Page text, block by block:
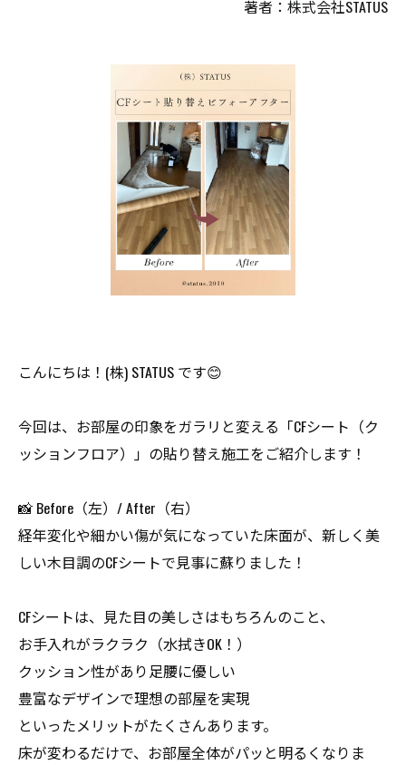
著者：株式会社STATUS
こんにちは！(株) STATUS です😊
今回は、お部屋の印象をガラリと変える「CFシート（ク
ッションフロア）」の貼り替え施工をご紹介します！
📸 Before（左）/ After（右）
経年変化や細かい傷が気になっていた床面が、新しく美
しい木目調のCFシートで見事に蘇りました！
CFシートは、見た目の美しさはもちろんのこと、
お手入れがラクラク（水拭きOK！）
クッション性があり足腰に優しい
豊富なデザインで理想の部屋を実現
といったメリットがたくさんあります。
床が変わるだけで、お部屋全体がパッと明るくなりま